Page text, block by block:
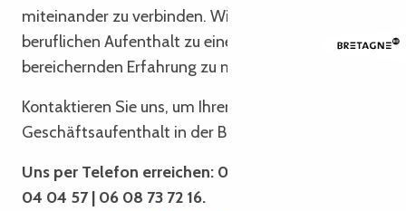
miteinander zu verbinden. Wir sind hier, um Ihren
beruflichen Aufenthalt zu einer einzigartigen und
bereichernden Erfahrung zu machen!
Kontaktieren Sie uns, um Ihren nächsten
Geschäftsaufenthalt in der Bretagne zu planen!
Uns per Telefon erreichen: 02 96 05 54 31 | 02 96
04 04 57 | 06 08 73 72 16.